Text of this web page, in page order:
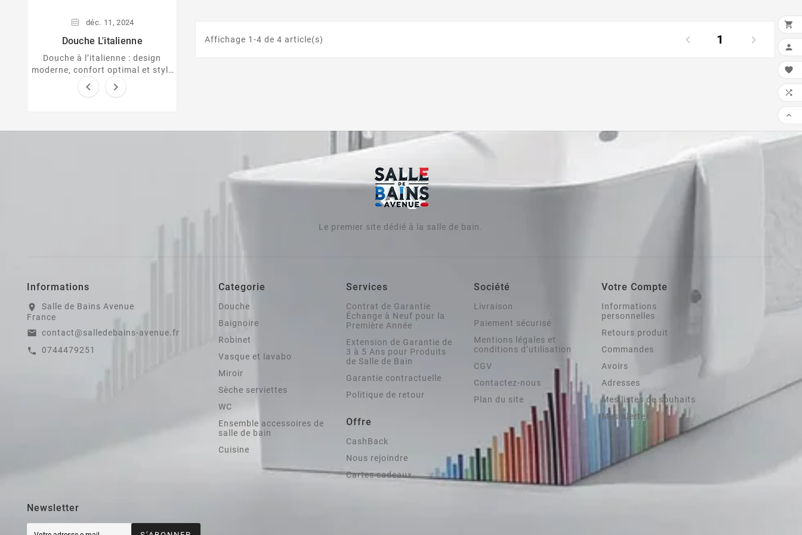
déc. 11, 2024
Douche L'italienne
Douche à l’italienne : design
moderne, confort optimal et style
épuré pour sublimer votre salle de
 
Affichage 1-4 de 4 article(s)
 1 
Le premier site dédié à la salle de bain.
Informations
location_on
Salle de Bains Avenue
France
email contact@salledebains-avenue.fr
call 0744479251
Categorie
Douche
Baignoire
Robinet
Vasque et lavabo
Miroir
Sèche serviettes
WC
Ensemble accessoires de
salle de bain
Cuisine
Services
Contrat de Garantie
Échange à Neuf pour la
Première Année
Extension de Garantie de
3 à 5 Ans pour Produits
de Salle de Bain
Garantie contractuelle
Politique de retour
Offre
CashBack
Nous rejoindre
Cartes cadeaux
Société
Livraison
Paiement sécurisé
Mentions légales et
conditions d’utilisation
CGV
Contactez-nous
Plan du site
Votre Compte
Informations
personnelles
Retours produit
Commandes
Avoirs
Adresses
Mes listes de souhaits
Mes alertes
Newsletter




